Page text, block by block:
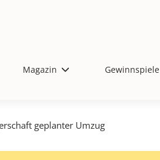
Magazin Gewinnspiele
geplanter Umzug